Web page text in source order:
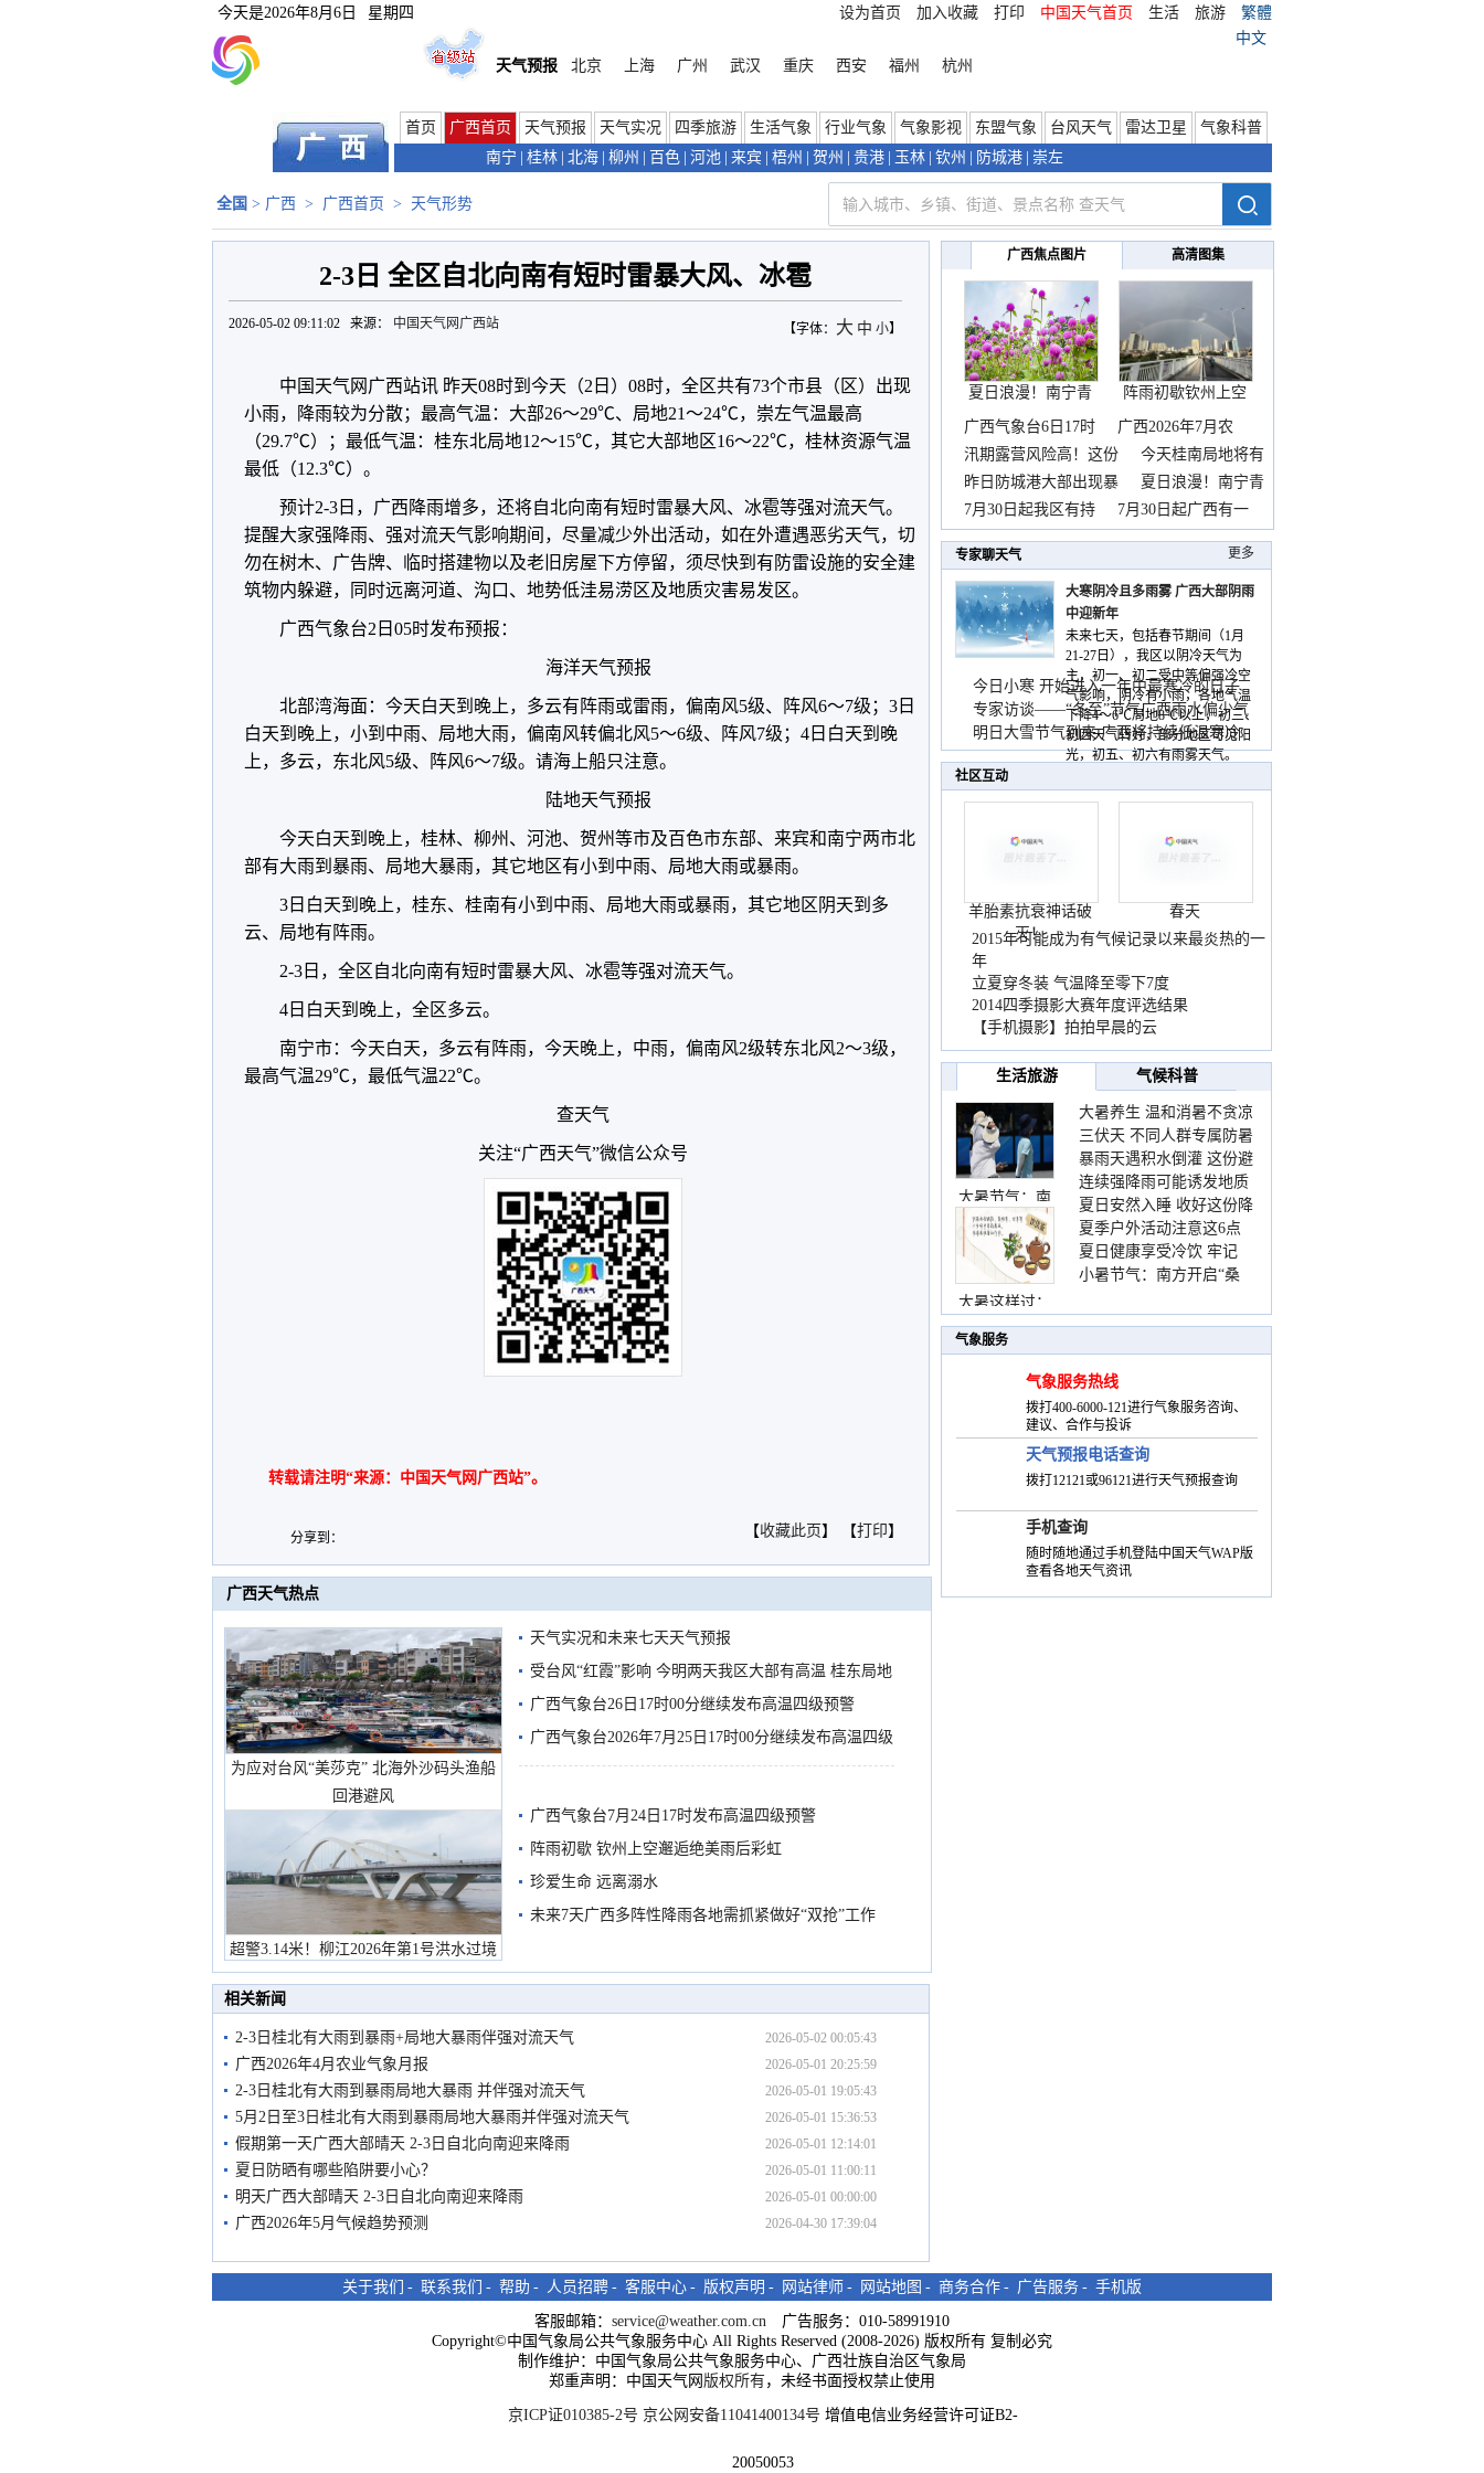
今天是2026年8月6日 星期四 设为首页 加入收藏 打印 中国天气首页 生活 旅游
繁體
中文
天气预报
北京 上海 广州 武汉 重庆 西安 福州 杭州
首页 广西首页 天气预报 天气实况 四季旅游 生活气象 行业气象 气象影视 东盟气象 台风天气 雷达卫星
气象科普
南宁
桂林 北海 柳州 百色 河池 来宾 梧州 贺州 贵港 玉林 钦州 防城港 崇左
全国 > 广西 > 广西首页 > 天气形势
2-3日 全区自北向南有短时雷暴大风、冰雹
【字体： 大 中 小】
2026-05-02 09:11:02 来源： 中国天气网广西站
中国天气网广西站讯 昨天08时到今天（2日）08时，全区共有73个市县（区）出现
小雨，降雨较为分散；最高气温：大部26～29℃、局地21～24℃，崇左气温最高
（29.7℃）；最低气温：桂东北局地12～15℃，其它大部地区16～22℃，桂林资源气温
最低（12.3℃）。
预计2-3日，广西降雨增多，还将自北向南有短时雷暴大风、冰雹等强对流天气。
提醒大家强降雨、强对流天气影响期间，尽量减少外出活动，如在外遭遇恶劣天气，切
勿在树木、广告牌、临时搭建物以及老旧房屋下方停留，须尽快到有防雷设施的安全建
筑物内躲避，同时远离河道、沟口、地势低洼易涝区及地质灾害易发区。
广西气象台2日05时发布预报：
海洋天气预报
北部湾海面：今天白天到晚上，多云有阵雨或雷雨，偏南风5级、阵风6～7级；3日
白天到晚上，小到中雨、局地大雨，偏南风转偏北风5～6级、阵风7级；4日白天到晚
上，多云，东北风5级、阵风6～7级。请海上船只注意。
陆地天气预报
今天白天到晚上，桂林、柳州、河池、贺州等市及百色市东部、来宾和南宁两市北
部有大雨到暴雨、局地大暴雨，其它地区有小到中雨、局地大雨或暴雨。
3日白天到晚上，桂东、桂南有小到中雨、局地大雨或暴雨，其它地区阴天到多
云、局地有阵雨。
2-3日，全区自北向南有短时雷暴大风、冰雹等强对流天气。
4日白天到晚上，全区多云。
南宁市：今天白天，多云有阵雨，今天晚上，中雨，偏南风2级转东北风2～3级，
最高气温29℃，最低气温22℃。
查天气
关注“广西天气”微信公众号
转载请注明“来源：中国天气网广西站”。
分享到： 【收藏此页 】 【打印】
广西天气热点
为应对台风“美莎克” 北海外沙码头渔船
回港避风
超警3.14米！柳江2026年第1号洪水过境
市民在堤岸见证汛况
天气实况和未来七天天气预报
受台风“红霞”影响 今明两天我区大部有高温 桂东局地
有较强降雨
广西气象台26日17时00分继续发布高温四级预警
广西气象台2026年7月25日17时00分继续发布高温四级
预警
广西气象台7月24日17时发布高温四级预警
阵雨初歇 钦州上空邂逅绝美雨后彩虹
珍爱生命 远离溺水
未来7天广西多阵性降雨各地需抓紧做好“双抢”工作
相关新闻
2-3日桂北有大雨到暴雨+局地大暴雨伴强对流天气 2026-05-02 00:05:43
广西2026年4月农业气象月报 2026-05-01 20:25:59
2-3日桂北有大雨到暴雨局地大暴雨 并伴强对流天气 2026-05-01 19:05:43
5月2日至3日桂北有大雨到暴雨局地大暴雨并伴强对流天气 2026-05-01 15:36:53
假期第一天广西大部晴天 2-3日自北向南迎来降雨 2026-05-01 12:14:01
夏日防晒有哪些陷阱要小心？ 2026-05-01 11:00:11
明天广西大部晴天 2-3日自北向南迎来降雨 2026-05-01 00:00:00
广西2026年5月气候趋势预测 2026-04-30 17:39:04
广西焦点图片 高清图集
夏日浪漫！南宁青
秀山
阵雨初歇钦州上空
邂逅
广西气象台6日17时
广西2026年7月农
汛期露营风险高！这份
今天桂南局地将有
暴雨
昨日防城港大部出现暴
夏日浪漫！南宁青
秀山
7月30日起我区有持 7月30日起广西有一
专家聊天气 更多
大寒阴冷且多雨雾 广西大部阴雨
中迎新年
未来七天，包括春节期间（1月
21-27日），我区以阴冷天气为
主，初一、初二受中等偏强冷空
气影响，阴冷有小雨，各地气温
下降4～6℃局地8℃以上，初三、
初四天气转好，部分地区可见阳
光，初五、初六有雨雾天气。
今日小寒 开始进入一年中最寒冷的日子
专家访谈——“冬至”节气广西雨水偏少气
温低
明日大雪节气到来 广西将持续低温寒冷
天气
社区互动
羊胎素抗衰神话破
灭！
春天
2015年可能成为有气候记录以来最炎热的一
年
立夏穿冬装 气温降至零下7度
2014四季摄影大赛年度评选结果
【手机摄影】拍拍早晨的云
生活旅游 气候科普
大暑节气：南
大暑这样过：
大暑养生 温和消暑不贪凉
三伏天 不同人群专属防暑
要点请收好
暴雨天遇积水倒灌 这份避
险提示请收好
连续强降雨可能诱发地质
灾害 这些前兆要知道
夏日安然入睡 收好这份降
温小贴士
夏季户外活动注意这6点
防暑健身两不误
夏日健康享受冷饮 牢记
“两注意一控制”
小暑节气：南方开启“桑
季
气象服务
气象服务热线
拨打400-6000-121进行气象服务咨询、
建议、合作与投诉
天气预报电话查询
拨打12121或96121进行天气预报查询
手机查询
随时随地通过手机登陆中国天气WAP版
查看各地天气资讯
关于我们 - 联系我们 - 帮助 - 人员招聘 - 客服中心 - 版权声明 - 网站律师 - 网站地图 - 商务合作 - 广告服务 - 手机版
客服邮箱： service@weather.com.cn 广告服务：010-58991910
Copyright©中国气象局公共气象服务中心 All Rights Reserved (2008-2026) 版权所有 复制必究
制作维护：中国气象局公共气象服务中心、广西壮族自治区气象局
郑重声明：中国天气网 版权所有，未经书面授权禁止使用
京ICP证010385-2号 京公网安备11041400134号 增值电信业务经营许可证B2-
20050053